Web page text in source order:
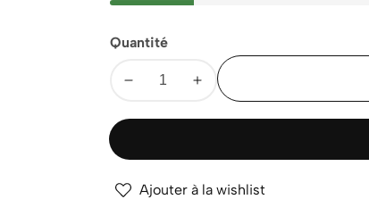
Quantité
Diminuer
KIT
Augmenter
KIT
Ajouter à la wishlist